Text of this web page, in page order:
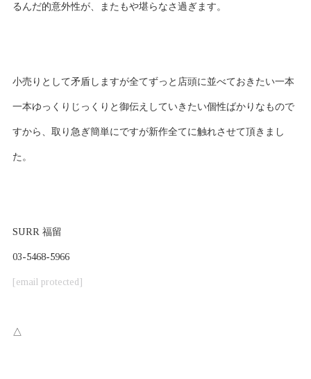
るんだ的意外性が、またもや堪らなさ過ぎます。
小売りとして矛盾しますが全てずっと店頭に並べておきたい一本
一本ゆっくりじっくりと御伝えしていきたい個性ばかりなもので
すから、取り急ぎ簡単にですが新作全てに触れさせて頂きまし
た。
SURR 福留
03-5468-5966
[email protected]
△